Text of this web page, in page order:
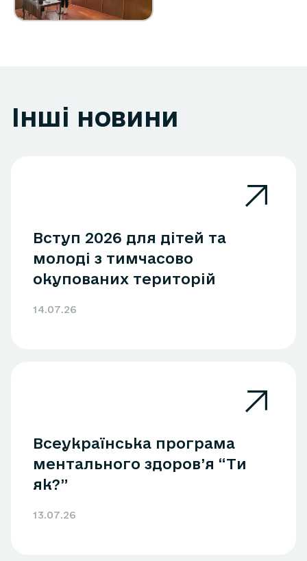
Інші новини
Вступ 2026 для дітей та
молоді з тимчасово
окупованих територій
14.07.26
Всеукраїнська програма
ментального здоров’я “Ти
як?”
13.07.26